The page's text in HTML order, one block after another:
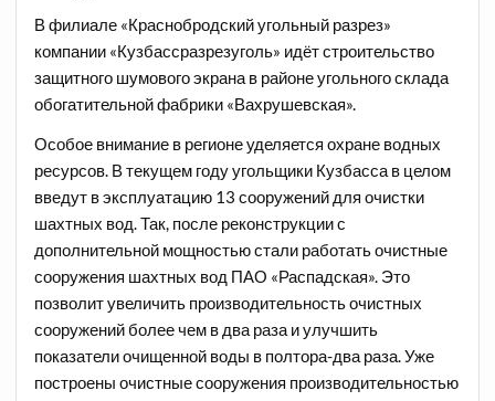
В филиале «Краснобродский угольный разрез»
компании «Кузбассразрезуголь» идёт строительство
защитного шумового экрана в районе угольного склада
обогатительной фабрики «Вахрушевская».
Особое внимание в регионе уделяется охране водных
ресурсов. В текущем году угольщики Кузбасса в целом
введут в эксплуатацию 13 сооружений для очистки
шахтных вод. Так, после реконструкции с
дополнительной мощностью стали работать очистные
сооружения шахтных вод ПАО «Распадская». Это
позволит увеличить производительность очистных
сооружений более чем в два раза и улучшить
показатели очищенной воды в полтора-два раза. Уже
построены очистные сооружения производительностью